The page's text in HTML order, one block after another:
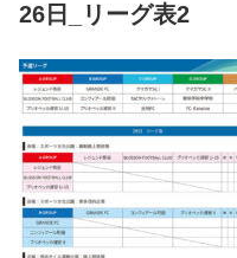
26日_リーグ表2